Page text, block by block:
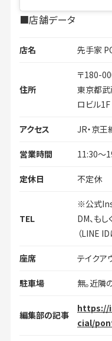
■店舗データ
店名 先手家
住所
〒180-
東京都
ロビル1F
アクセス JR・京
営業時間 11:30～
定休日 不定休
TEL
※公式
DM、も
（LINE
座席 テイクア
駐車場 無。近隣
編集部の記事
https://
cial/